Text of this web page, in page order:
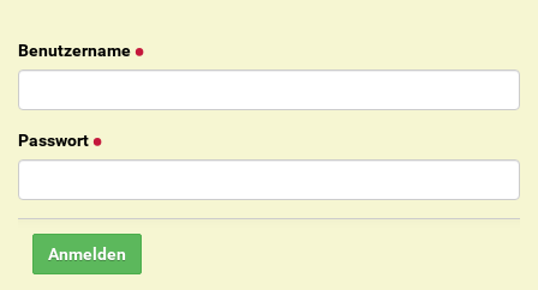
Benutzername
Passwort